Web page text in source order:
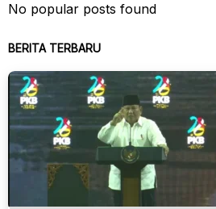
No popular posts found
BERITA TERBARU